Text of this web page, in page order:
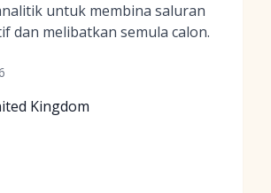
untuk membina saluran
dan melibatkan semula calon.
Kingdom